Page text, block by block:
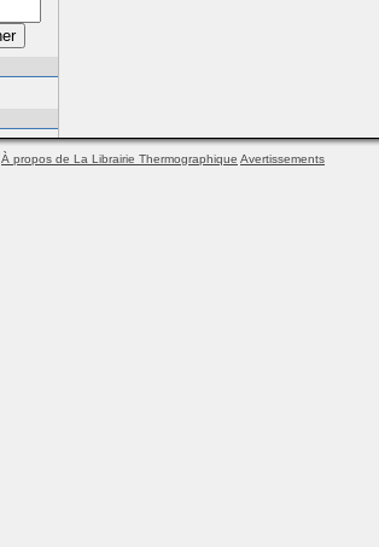
À propos de La Librairie Thermographique Avertissements